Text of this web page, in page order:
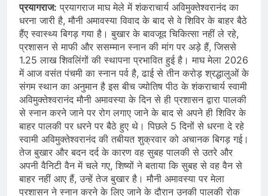
प्रयागराज: प्रयागराज माघ मेले में शंकराचार्य अविमुक्तेश्वरानंद का
धरना जारी है, मौनी अमावस्या विवाद के बाद से वे शिविर के बाहर बैठे
हैंए स्वास्थ्य बिगड़ गया है। बुखार के बावजूद चिकित्सा नहीं ले रहे,
प्रशासन से माफी और ससम्मान स्नान की मांग पर अड़े हैं, जिससे
1.25 लाख शिवलिंगों की स्थापना प्रभावित हुई है। माघ मेला 2026
में आज वसंत पंचमी का स्नान पर्व है, ढाई से तीन करोड़ श्रद्धालुओं के
संगम स्थान का अनुमान है इस बीच ज्योतिष पीठ के शंकराचार्य स्वामी
अविमुक्तेश्वरानंद मौनी अमावस्या के दिन से ही प्रशासन द्वारा पालकी
से स्नान करने जाने पर रोग लगाए जाने के बाद से अपने ही शिविर के
बाहर पालकी पर धरने पर बैठे हुए थे। पिछले 5 दिनों से धरना दे रहे
स्वामी अविमुक्तेश्वरानंद की तबीयत शुक्रवार को अचानक बिगड़ गई।
तेज बुखार और बदन दर्द के कारण वह सुबह पालकी से उतरे और
अपनी वैनिटी वैन में चले गए, शिष्यों ने बताया कि सुबह से वह वैन से
बाहर नहीं आए हैं, उन्हें तेज बुखार है। मौनी अमावस्या पर मेला
प्रशासन ने स्नान करने के लिए जाने के दौरान उनकी पालकी रोक